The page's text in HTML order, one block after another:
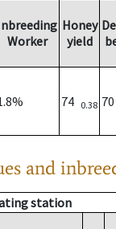
Worker
Honey
yield
74 0.38 70
and
station